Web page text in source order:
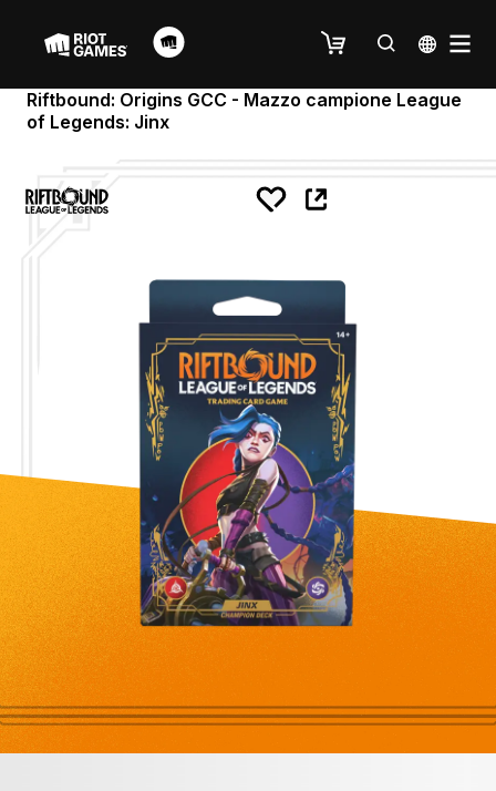
Riftbound: Origins GCC - Mazzo campione League
of Legends: Jinx